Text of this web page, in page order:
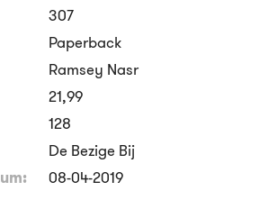
307
Paperback
Ramsey Nasr
21,99
128
De Bezige Bij
08-04-2019